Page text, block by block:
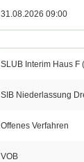
31.08.2026 09:00
SLUB Interim Haus F
SIB Niederlassung
Offenes Verfahren
VOB